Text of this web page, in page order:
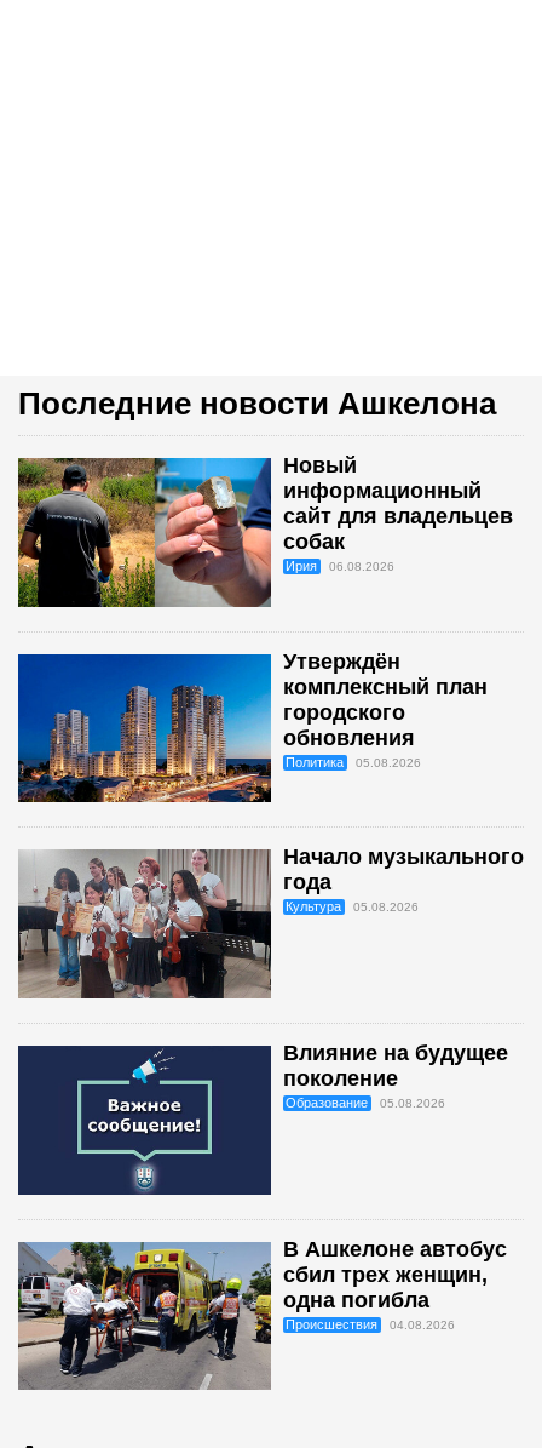
Последние новости Ашкелона
Новый
информационный
сайт для владельцев
собак
Ирия 06.08.2026
Утверждён
комплексный план
городского
обновления
Политика 05.08.2026
Начало музыкального
года
Культура 05.08.2026
Влияние на будущее
поколение
Образование 05.08.2026
В Ашкелоне автобус
сбил трех женщин,
одна погибла
Происшествия 04.08.2026